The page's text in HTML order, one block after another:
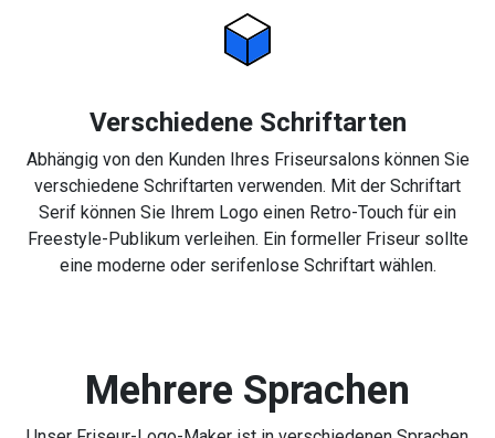
Verschiedene Schriftarten
Abhängig von den Kunden Ihres Friseursalons können Sie
verschiedene Schriftarten verwenden. Mit der Schriftart
Serif können Sie Ihrem Logo einen Retro-Touch für ein
Freestyle-Publikum verleihen. Ein formeller Friseur sollte
eine moderne oder serifenlose Schriftart wählen.
Mehrere Sprachen